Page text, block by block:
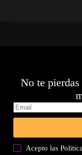
No te
Acepto las